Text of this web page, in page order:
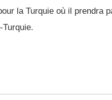
la Turquie où il prendra
Turquie.